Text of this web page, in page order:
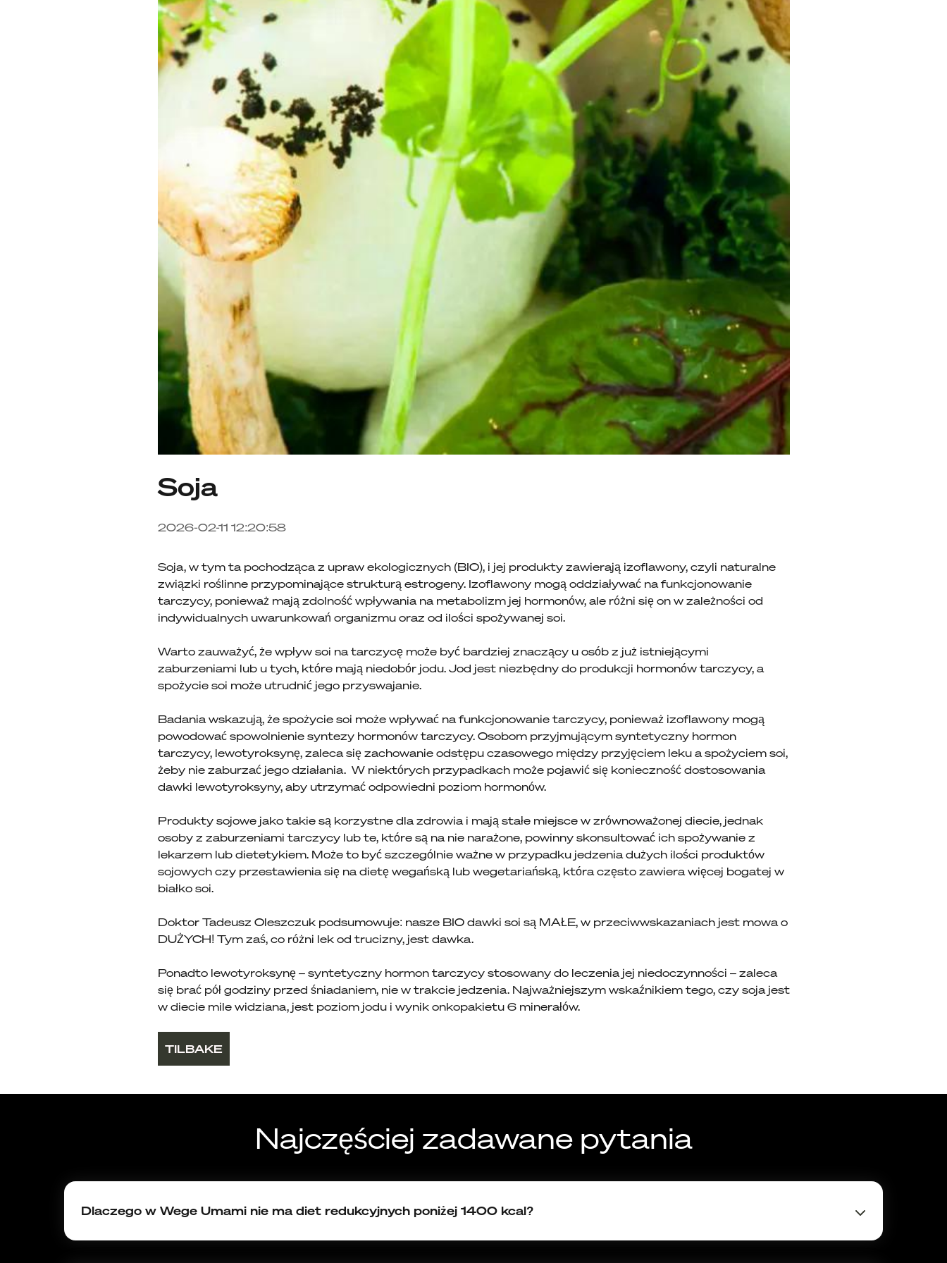
Soja
2026-02-11 12:20:58
Soja, w tym ta pochodząca z upraw ekologicznych (BIO), i jej produkty zawierają izoflawony, czyli naturalne
związki roślinne przypominające strukturą estrogeny. Izoflawony mogą oddziaływać na funkcjonowanie
tarczycy, ponieważ mają zdolność wpływania na metabolizm jej hormonów, ale różni się on w zależności od
indywidualnych uwarunkowań organizmu oraz od ilości spożywanej soi.
Warto zauważyć, że wpływ soi na tarczycę może być bardziej znaczący u osób z już istniejącymi
zaburzeniami lub u tych, które mają niedobór jodu. Jod jest niezbędny do produkcji hormonów tarczycy, a
spożycie soi może utrudnić jego przyswajanie.
Badania wskazują, że spożycie soi może wpływać na funkcjonowanie tarczycy, ponieważ izoflawony mogą
powodować spowolnienie syntezy hormonów tarczycy. Osobom przyjmującym syntetyczny hormon
tarczycy, lewotyroksynę, zaleca się zachowanie odstępu czasowego między przyjęciem leku a spożyciem soi,
żeby nie zaburzać jego działania. W niektórych przypadkach może pojawić się konieczność dostosowania
dawki lewotyroksyny, aby utrzymać odpowiedni poziom hormonów.
Produkty sojowe jako takie są korzystne dla zdrowia i mają stałe miejsce w zrównoważonej diecie, jednak
osoby z zaburzeniami tarczycy lub te, które są na nie narażone, powinny skonsultować ich spożywanie z
lekarzem lub dietetykiem. Może to być szczególnie ważne w przypadku jedzenia dużych ilości produktów
sojowych czy przestawienia się na dietę wegańską lub wegetariańską, która często zawiera więcej bogatej w
białko soi.
Doktor Tadeusz Oleszczuk podsumowuje: nasze BIO dawki soi są MAŁE, w przeciwwskazaniach jest mowa o
DUŻYCH! Tym zaś, co różni lek od trucizny, jest dawka.
Ponadto lewotyroksynę – syntetyczny hormon tarczycy stosowany do leczenia jej niedoczynności – zaleca
się brać pół godziny przed śniadaniem, nie w trakcie jedzenia. Najważniejszym wskaźnikiem tego, czy soja jest
w diecie mile widziana, jest poziom jodu i wynik onkopakietu 6 minerałów.
TILBAKE
Najczęściej zadawane pytania
Dlaczego w Wege Umami nie ma diet redukcyjnych poniżej 1400 kcal?